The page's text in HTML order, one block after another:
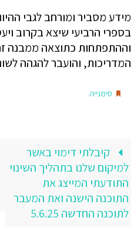
מידע מסביר ומורחב לגבי
בספרי הרביעי שיצא בקרוב
וההתפתחות כתוצאה ממבנה
המדריכות, והועבר להגהה
סימנייה.
קיבלתי דימוי באשר
למיקום שלנו בתהליך השינוי
התודעתי המייצג את
התוכנה הישנה ואת המעבר
לתוכנה החדשה 5.6.25